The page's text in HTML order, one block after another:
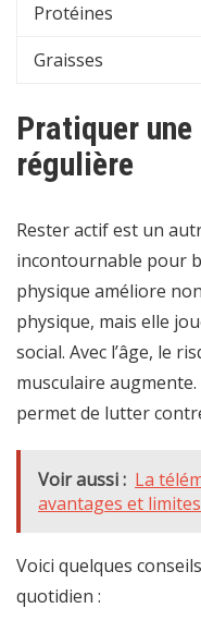
Protéines
Graisses
Pratiquer
régulière
Rester actif est un
incontournable pour
physique améliore
physique, mais elle
social. Avec l’âge, le
musculaire
permet de lutter
Voir aussi : La
avantages et
Voici quelques
quotidien :